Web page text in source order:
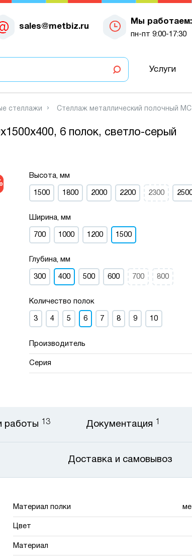
sales@metbiz.ru
Мы работаем:
пн-пт 9:00-17:30
Услуги
стеллажи Стеллаж металлический полочный
6 полок, светло-серый
Высота, мм
1500 1800 2000 2200 2300
Ширина, мм
700 1000 1200 1500
Глубина, мм
300 400 500 600 700 800
Количество полок
3 4 5 6 7 8 9 10
Производитель
Серия
Материал полки
Цвет
Материал
работы 13 Документация 1
Доставка и самовывоз